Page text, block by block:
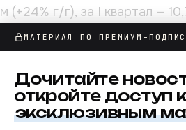
м (+24% г/г), за I квартал —
г). Одновременно общая
разрешениях на
квартала оказалась на 22%
ранее.
МАТЕРИАЛ ПО ПРЕМИУМ-
Дочитайте
откройте доступ к
эксклюзивным